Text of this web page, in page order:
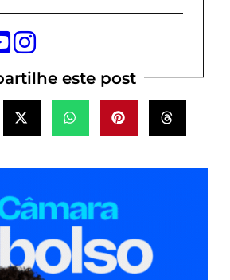
este post